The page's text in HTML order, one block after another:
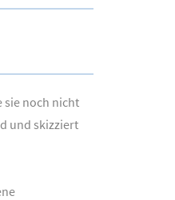
sie noch nicht
und skizziert